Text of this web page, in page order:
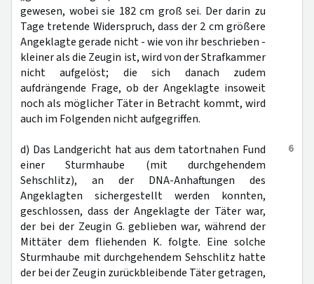
gewesen, wobei sie 182 cm groß sei. Der darin zu
Tage tretende Widerspruch, dass der 2 cm größere
Angeklagte gerade nicht - wie von ihr beschrieben -
kleiner als die Zeugin ist, wird von der Strafkammer
nicht aufgelöst; die sich danach zudem
aufdrängende Frage, ob der Angeklagte insoweit
noch als möglicher Täter in Betracht kommt, wird
auch im Folgenden nicht aufgegriffen.
6
d) Das Landgericht hat aus dem tatortnahen Fund
einer Sturmhaube (mit durchgehendem
Sehschlitz), an der DNA-Anhaftungen des
Angeklagten sichergestellt werden konnten,
geschlossen, dass der Angeklagte der Täter war,
der bei der Zeugin G. geblieben war, während der
Mittäter dem fliehenden K. folgte. Eine solche
Sturmhaube mit durchgehendem Sehschlitz hatte
der bei der Zeugin zurückbleibende Täter getragen,